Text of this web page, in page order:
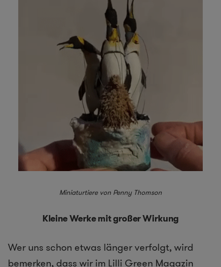
Miniaturtiere von Penny Thomson
Kleine Werke mit großer Wirkung
Wer uns schon etwas länger verfolgt, wird
bemerken, dass wir im Lilli Green Magazin